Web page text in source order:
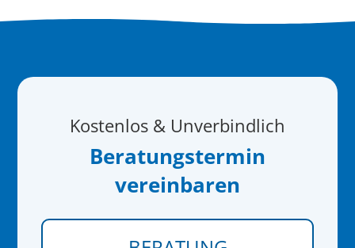
Kostenlos & Unverbindlich
Beratungstermin
vereinbaren